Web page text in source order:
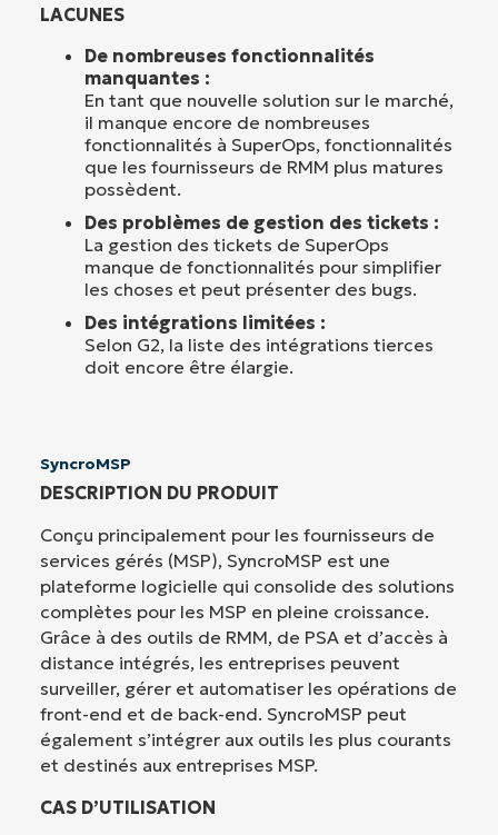
LACUNES
De nombreuses fonctionnalités
manquantes :
En tant que nouvelle solution sur le marché,
il manque encore de nombreuses
fonctionnalités à SuperOps, fonctionnalités
que les fournisseurs de RMM plus matures
possèdent.
Des problèmes de gestion des tickets :
La gestion des tickets de SuperOps
manque de fonctionnalités pour simplifier
les choses et peut présenter des bugs.
Des intégrations limitées :
Selon G2, la liste des intégrations tierces
doit encore être élargie.
SyncroMSP
DESCRIPTION DU PRODUIT
Conçu principalement pour les fournisseurs de
services gérés (MSP), SyncroMSP est une
plateforme logicielle qui consolide des solutions
complètes pour les MSP en pleine croissance.
Grâce à des outils de RMM, de PSA et d’accès à
distance intégrés, les entreprises peuvent
surveiller, gérer et automatiser les opérations de
front-end et de back-end. SyncroMSP peut
également s’intégrer aux outils les plus courants
et destinés aux entreprises MSP.
CAS D’UTILISATION